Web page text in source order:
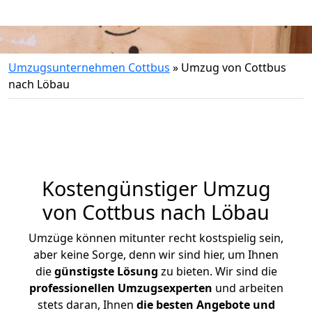
Umzugsunternehmen Cottbus » Umzug von Cottbus
nach Löbau
Kostengünstiger Umzug
von Cottbus nach Löbau
Umzüge können mitunter recht kostspielig sein,
aber keine Sorge, denn wir sind hier, um Ihnen
diegünstigste Lösung zu bieten. Wir sind die
professionellen Umzugsexperten und arbeiten
stets daran, Ihnen die besten Angebote und